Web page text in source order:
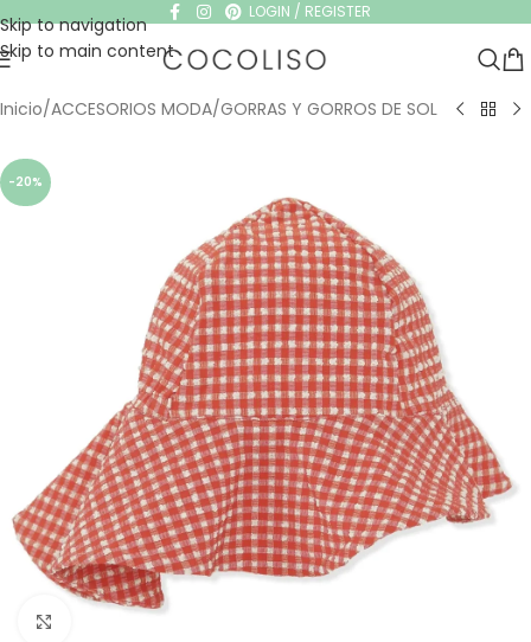
Skip to navigation
Skip to main content
LOGIN / REGISTER
Inicio/ACCESORIOS MODA/GORRAS Y GORROS DE SOL
-20%